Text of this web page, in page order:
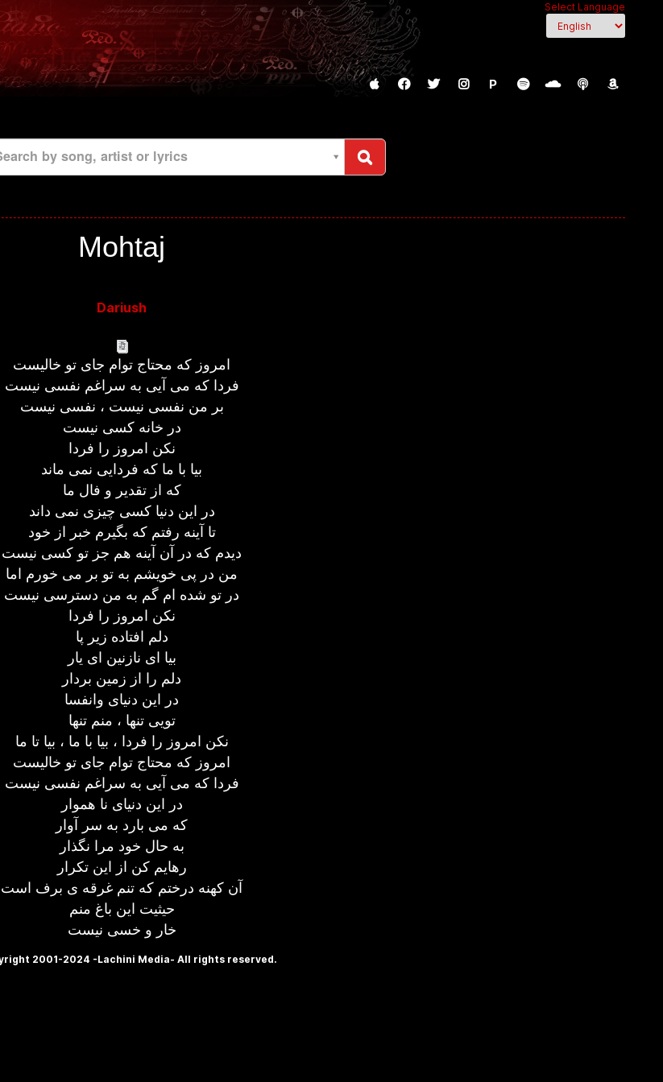
Select Language
P
by song, artist or lyrics
Mohtaj
Dariush
امروز که محتاج توام جای تو خالیست
فردا که می آیی به سراغم نفسی نیست
بر من نفسی نیست ، نفسی نیست
در خانه کسی نیست
نکن امروز را فردا
بیا با ما که فردایی نمی ماند
که از تقدیر و فال ما
در این دنیا کسی چیزی نمی داند
تا آینه رفتم که بگیرم خبر از خود
دیدم که در آن آینه هم جز تو کسی نیست
من در پی خویشم به تو بر می خورم اما
در تو شده ام گم به من دسترسی نیست
نکن امروز را فردا
دلم افتاده زیر پا
بیا ای نازنین ای یار
دلم را از زمین بردار
در این دنیای وانفسا
تویی تنها ، منم تنها
نکن امروز را فردا ، بیا با ما ، بیا تا ما
امروز که محتاج توام جای تو خالیست
فردا که می آیی به سراغم نفسی نیست
در این دنیای نا هموار
که می بارد به سر آوار
به حال خود مرا نگذار
رهایم کن از این تکرار
آن کهنه درختم که تنم غرقه ی برف است
حیثیت این باغ منم
خار و خسی نیست
2001-2024 -Lachini Media- All rights reserved.